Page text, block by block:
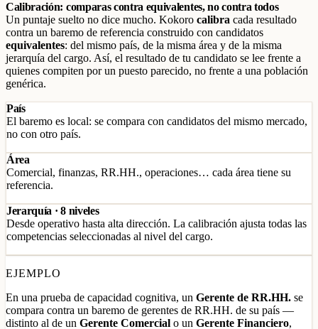
Calibración: comparas contra equivalentes, no contra todos
Un puntaje suelto no dice mucho. Kokoro calibra cada resultado
contra un baremo de referencia construido con candidatos
equivalentes: del mismo país, de la misma área y de la misma
jerarquía del cargo. Así, el resultado de tu candidato se lee frente a
quienes compiten por un puesto parecido, no frente a una población
genérica.
País
El baremo es local: se compara con candidatos del mismo mercado,
no con otro país.
Área
Comercial, finanzas, RR.HH., operaciones… cada área tiene su
referencia.
Jerarquía · 8 niveles
Desde operativo hasta alta dirección. La calibración ajusta todas las
competencias seleccionadas al nivel del cargo.
EJEMPLO
En una prueba de capacidad cognitiva, un Gerente de RR.HH. se
compara contra un baremo de gerentes de RR.HH. de su país —
distinto al de un Gerente Comercial o un Gerente Financiero,